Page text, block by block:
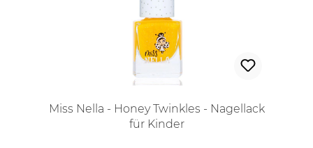
Miss Nella - Honey Twinkles - Nagellack
für Kinder